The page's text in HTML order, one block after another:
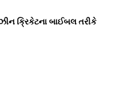
ક્રિકેટના બાઈબલ તરીકે